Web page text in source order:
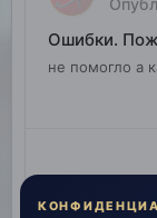
Ошибки.
не помогло а